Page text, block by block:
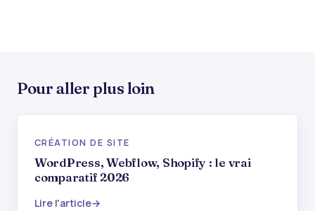
Pour aller plus loin
CRÉATION DE SITE
WordPress, Webflow, Shopify : le vrai
comparatif 2026
Lire l'article